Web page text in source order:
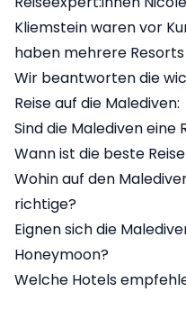
Kliemstein waren vor
haben mehrere
Wir beantworten die
Reise auf die Malediven:
Sind die Malediven eine
Wann ist die beste
Wohin auf den
richtige?
Eignen sich die
Honeymoon?
Welche Hotels